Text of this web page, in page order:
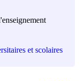
et scolaires